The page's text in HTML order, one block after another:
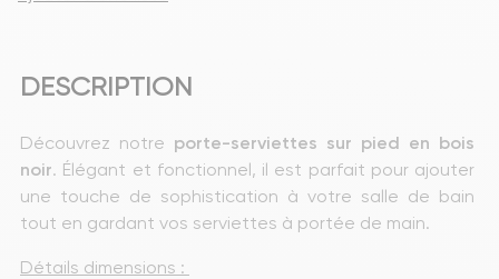
DESCRIPTION
Découvrez notre porte-serviettes sur pied en bois
noir. Élégant et fonctionnel, il est parfait pour ajouter
une touche de sophistication à votre salle de bain
tout en gardant vos serviettes à portée de main.
Détails dimensions :